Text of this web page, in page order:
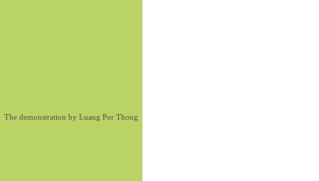
The demonstration by Luang Por Thong